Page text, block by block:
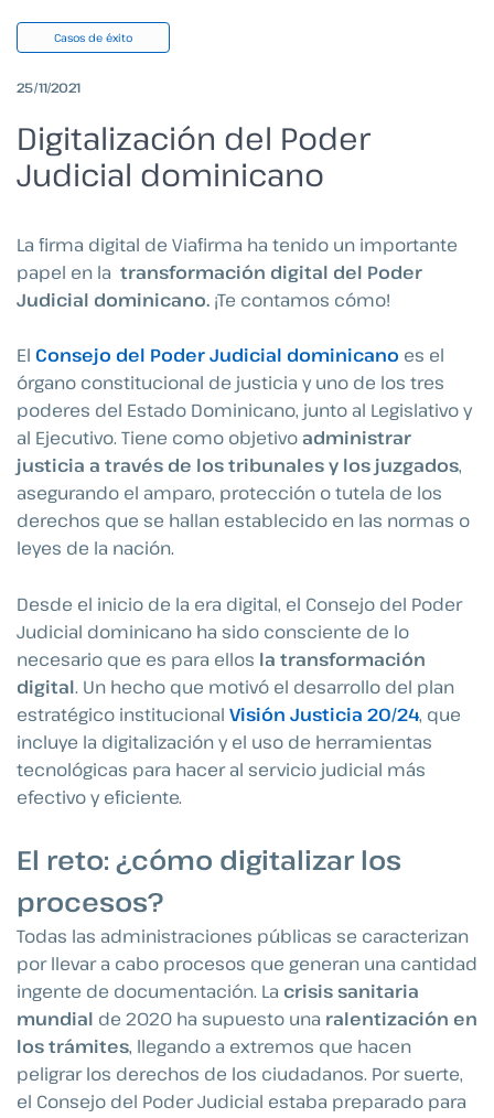
Casos de éxito
25/11/2021
Digitalización del Poder
Judicial dominicano
La firma digital de Viafirma ha tenido un importante
papel en la transformación digital del Poder
Judicial dominicano. ¡Te contamos cómo!
El Consejo del Poder Judicial dominicano es el
órgano constitucional de justicia y uno de los tres
poderes del Estado Dominicano, junto al Legislativo y
al Ejecutivo. Tiene como objetivoadministrar
justicia a través de los tribunales y los juzgados,
asegurando el amparo, protección o tutela de los
derechos que se hallan establecido en las normas o
leyes de la nación.
Desde el inicio de la era digital, el Consejo del Poder
Judicial dominicano ha sido consciente de lo
necesario que es para ellos la transformación
digital. Un hecho que motivó el desarrollo del plan
estratégico institucional Visión Justicia 20/24, que
incluye la digitalización y el uso de herramientas
tecnológicas para hacer al servicio judicial más
efectivo y eficiente.
El reto: ¿cómo digitalizar los
procesos?
Todas las administraciones públicas se caracterizan
por llevar a cabo procesos que generan una cantidad
ingente de documentación. La crisis sanitaria
mundial de 2020 ha supuesto una ralentización en
los trámites, llegando a extremos que hacen
peligrar los derechos de los ciudadanos. Por suerte,
el Consejo del Poder Judicial estaba preparado para